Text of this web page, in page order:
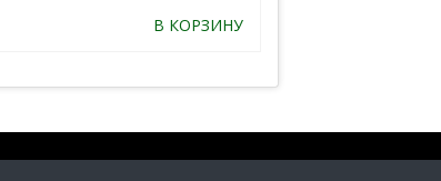
В КОРЗИНУ